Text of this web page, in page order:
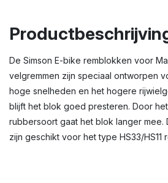
De Simson E-bike remblokken voor
velgremmen zijn speciaal ontworpen
hoge snelheden en het hogere
blijft het blok goed presteren. Door
rubbersoort gaat het blok langer mee.
zijn geschikt voor het type HS33/HS11